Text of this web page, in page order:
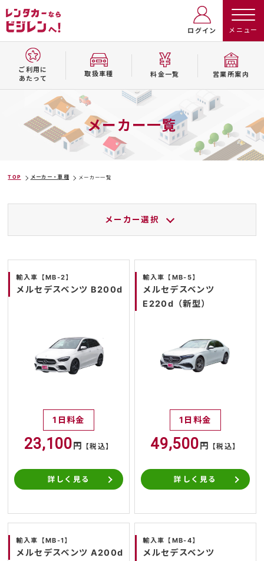
ログイン
ご利用に
あたって
取扱⾞種 料⾦⼀覧 営業所案内
メーカー一覧
TOP メーカー・車種 メーカー一覧
メーカー選択
輸入車【MB-2】
メルセデスベンツ B200d
1日料金
23,100 円 【税込】
詳しく見る
輸入車【MB-5】
メルセデスベンツ
E220d（新型）
1日料金
49,500 円 【税込】
詳しく見る
輸入車【MB-1】
メルセデスベンツ A200d
輸入車【MB-4】
メルセデスベンツ